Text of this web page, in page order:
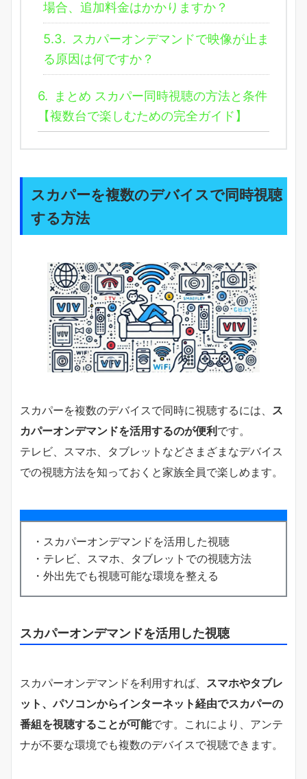
場合、追加料金はかかりますか？
5.3. スカパーオンデマンドで映像が止ま
る原因は何ですか？
6.
まとめ スカパー同時視聴の方法と条件
【複数台で楽しむための完全ガイド】
スカパーを複数のデバイスで同時視聴
する方法
スカパーを複数のデバイスで同時に視聴するには、 ス
カパーオンデマンドを活用するのが便利 です。
テレビ、スマホ、タブレットなどさまざまなデバイス
での視聴方法を知っておくと家族全員で楽しめます。
・スカパーオンデマンドを活用した視聴
・テレビ、スマホ、タブレットでの視聴方法
・外出先でも視聴可能な環境を整える
スカパーオンデマンドを活用した視聴
スカパーオンデマンドを利用すれば、 スマホやタブレ
ット、パソコンからインターネット経由でスカパーの
番組を視聴することが可能です。これにより、アンテ
ナが不要な環境でも複数のデバイスで視聴できます。